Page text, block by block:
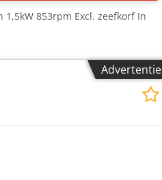
853rpm Excl. zeefkorf In
Advertentie